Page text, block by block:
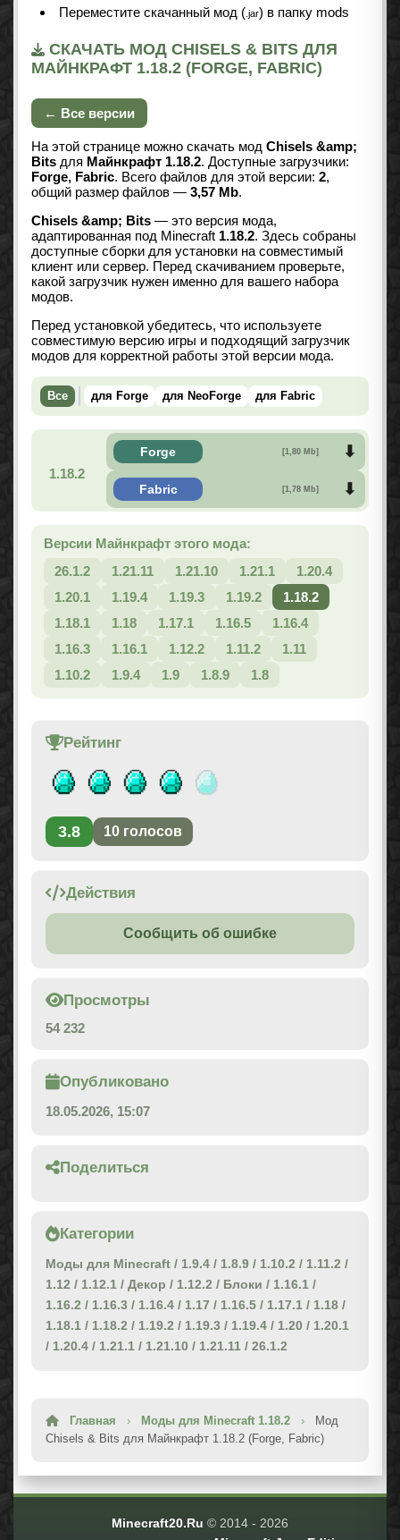
Переместите скачанный мод ( .jar) в папку mods
СКАЧАТЬ МОД CHISELS & BITS ДЛЯ
МАЙНКРАФТ 1.18.2 (FORGE, FABRIC)
← Все версии
На этой странице можно скачать мод Chisels &amp;
Bits для Майнкрафт 1.18.2. Доступные загрузчики:
Forge, Fabric. Всего файлов для этой версии: 2,
общий размер файлов — 3,57 Mb.
Chisels &amp; Bits — это версия мода,
адаптированная под Minecraft 1.18.2. Здесь собраны
доступные сборки для установки на совместимый
клиент или сервер. Перед скачиванием проверьте,
какой загрузчик нужен именно для вашего набора
модов.
Перед установкой убедитесь, что используете
совместимую версию игры и подходящий загрузчик
модов для корректной работы этой версии мода.
Все для Forge для NeoForge для Fabric
1.18.2
Forge [1,80 Mb]
Fabric [1,78 Mb]
Версии Майнкрафт этого мода:
26.1.2
1.21.11 1.21.10 1.21.1
1.20.4
1.20.1
1.19.4 1.19.3 1.19.2
1.18.2
1.18.1
1.18 1.17.1 1.16.5
1.16.4
1.16.3
1.16.1 1.12.2 1.11.2
1.11
1.10.2
1.9.4 1.9 1.8.9 1.8
Рейтинг
3.8 10 голосов
Действия
Сообщить об ошибке
Просмотры
54 232
Опубликовано
18.05.2026, 15:07
Поделиться
Категории
Моды для Minecraft / 1.9.4 / 1.8.9 / 1.10.2 / 1.11.2 /
1.12 / 1.12.1 / Декор / 1.12.2 / Блоки / 1.16.1 /
1.16.2 / 1.16.3 / 1.16.4 / 1.17 / 1.16.5 / 1.17.1 / 1.18 /
1.18.1 / 1.18.2 / 1.19.2 / 1.19.3 / 1.19.4 / 1.20 / 1.20.1
/ 1.20.4 / 1.21.1 / 1.21.10 / 1.21.11 / 26.1.2
Главная › Моды для Minecraft 1.18.2 ›
Мод
Chisels & Bits для Майнкрафт 1.18.2 (Forge, Fabric)
Minecraft20.Ru © 2014 - 2026